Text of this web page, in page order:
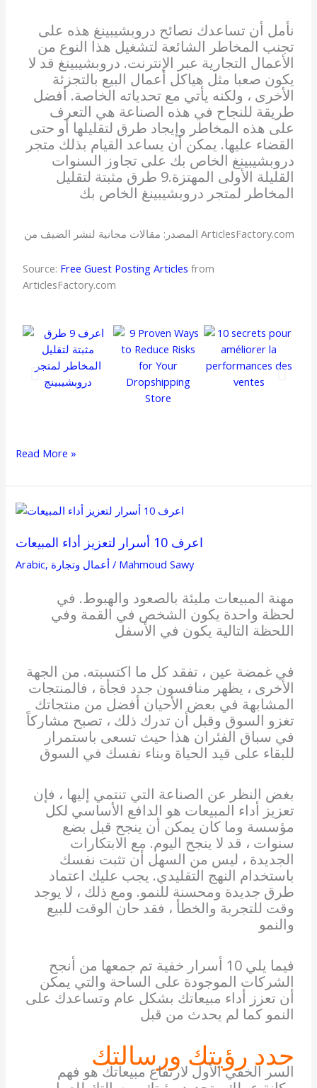
نأمل أن تساعدك نصائح دروبشيبينغ هذه على
تجنب المخاطر الشائعة لتشغيل هذا النوع من
الأعمال التجارية عبر الإنترنت. دروبشيبينغ قد لا
يكون صعبا مثل هياكل أعمال البيع بالتجزئة
الأخرى ، ولكنه يأتي مع تحدياته الخاصة. أفضل
طريقة للنجاح في هذه الصناعة هي التعرف
على هذه المخاطر وإيجاد طرق لتقليلها أو حتى
القضاء عليها. يمكن أن يساعد القيام بذلك متجر
دروبشيبينغ الخاص بك على تجاوز السنوات
القليلة الأولى المهتزة.9 طرق مثبتة لتقليل
المخاطر لمتجر دروبشيبينغ الخاص بك
المصدر: مقالات مجانية لنشر الضيف من ArticlesFactory.com
Source: Free Guest Posting Articles from
ArticlesFactory.com
Read More »
اعرف 10 أسرار لتعزيز أداء المبيعات
Arabic, أعمال وتجارة / Mahmoud Sawy
مهنة المبيعات مليئة بالصعود والهبوط. في
لحظة واحدة يكون الشخص في القمة وفي
اللحظة التالية يكون في الأسفل
في غمضة عين ، تفقد كل ما اكتسبته. من الجهة
الأخرى ، يظهر منافسون جدد فجأة ، فالمنتجات
المشابهة في بعض الأحيان أفضل من منتجاتك
تغزو السوق وقبل أن تدرك ذلك ، تصبح مشاركاً
في سباق الفئران هذا حيث تسعى باستمرار
للبقاء على قيد الحياة وبناء نفسك في السوق
بغض النظر عن الصناعة التي تنتمي إليها ، فإن
تعزيز أداء المبيعات هو الدافع الأساسي لكل
مؤسسة وما كان يمكن أن ينجح قبل بضع
سنوات ، قد لا ينجح اليوم. مع الابتكارات
الجديدة ، ليس من السهل أن تثبت نفسك
باستخدام النهج التقليدي. يجب عليك اعتماد
طرق جديدة ومحسنة للنمو. ومع ذلك ، لا يوجد
وقت للتجربة والخطأ ، فقد حان الوقت للبيع
والنمو
فيما يلي 10 أسرار خفية تم جمعها من أنجح
الشركات الموجودة على الساحة والتي يمكن
أن تعزز أداء مبيعاتك بشكل عام وتساعدك على
النمو كما لم يحدث من قبل
حدد رؤيتك ورسالتك
السر الخفي الأول لارتفاع مبيعاتك هو فهم
اعرف
أسرار
لتعزيز